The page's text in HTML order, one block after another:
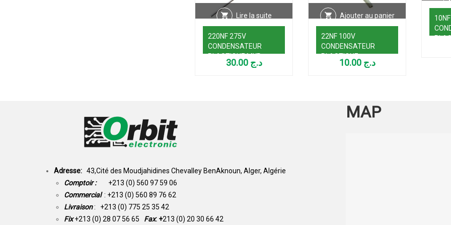
Lire la suite
220NF 275V
CONDENSATEUR
PLASTIQUE MKP
د.ج 30.00
Ajouter au panier
22NF 100V
CONDENSATEUR
PLASTIQUE
د.ج 10.00
Adresse: 43,Cité des Moudjahidines Chevalley BenAknoun, Alger, Algérie
Comptoir : +213 (0) 560 97 59 06
Commercial : +213 (0) 560 89 76 62
Livraison: +213 (0) 775 25 35 42
Fix +213 (0) 28 07 56 65 Fax: +213 (0) 20 30 66 42
MAP